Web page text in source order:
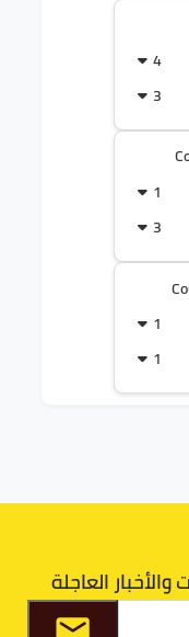
4
3
1
3
1
1
العاجلة